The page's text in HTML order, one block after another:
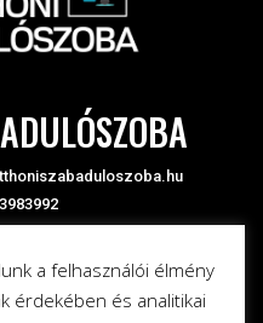
a felhasználói élmény
érdekében és analitikai